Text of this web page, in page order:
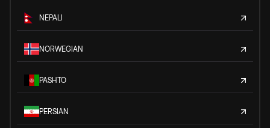
NEPALI
NORWEGIAN
PASHTO
PERSIAN